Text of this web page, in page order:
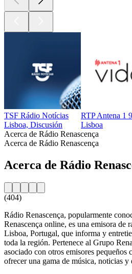
TSF Rádio Notícias
Lisboa, Discusión
RTP Antena 1
Lisboa
Acerca de Rádio Renascença
Acerca de Rádio Renascença
Acerca de Rádio
(404)
Rádio Renascença, popularmente
Renascença online, es una emisora de
Lisboa, Portugal, que informa y
toda la región. Pertenece al Grupo
asociado con otros emisores
ofrecer una gama de música, noticias